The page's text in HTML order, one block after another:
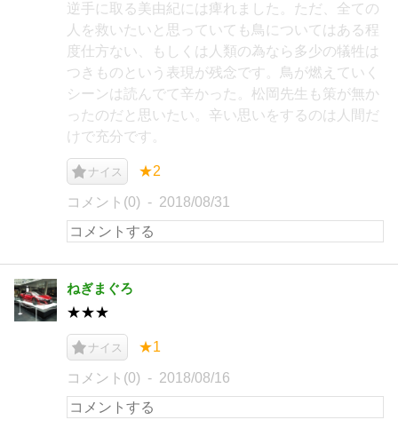
逆手に取る美由紀には痺れました。ただ、全ての
人を救いたいと思っていても鳥についてはある程
度仕方ない、もしくは人類の為なら多少の犠牲は
つきものという表現が残念です。鳥が燃えていく
シーンは読んでて辛かった。松岡先生も策が無か
ったのだと思いたい。辛い思いをするのは人間だ
けで充分です。
ナイス ★2
コメント(0) 2018/08/31
ねぎまぐろ
★★★
ナイス ★1
コメント(0) 2018/08/16